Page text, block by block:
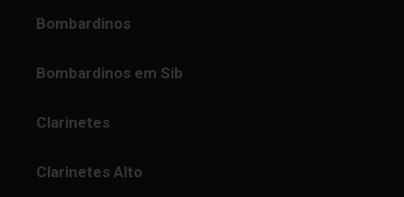
Bombardinos
Bombardinos em Sib
Clarinetes
Clarinetes Alto